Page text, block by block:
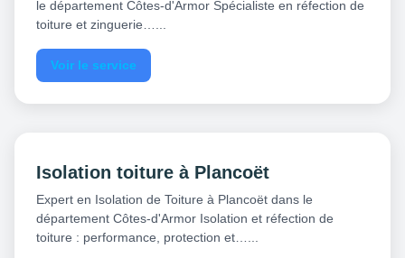
le département Côtes-d'Armor Spécialiste en réfection de
toiture et zinguerie…...
Voir le service
Isolation toiture à Plancoët
Expert en Isolation de Toiture à Plancoët dans le
département Côtes-d'Armor Isolation et réfection de
toiture : performance, protection et…...